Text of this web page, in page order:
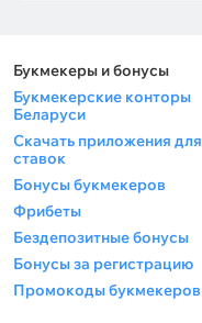
Букмекеры и бонусы
Букмекерские конторы
Беларуси
Скачать приложения для
ставок
Бонусы букмекеров
Фрибеты
Бездепозитные бонусы
Бонусы за регистрацию
Промокоды букмекеров